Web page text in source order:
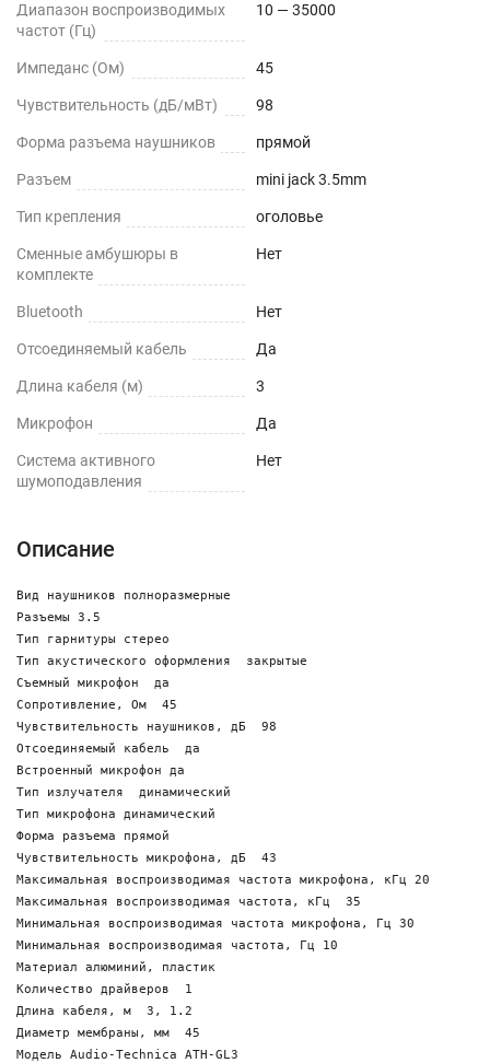
Диапазон воспроизводимых
частот (Гц)
10 — 35000
Импеданс (Ом) 45
Чувствительность (дБ/мВт) 98
Форма разъема наушников прямой
Разъем mini jack 3.5mm
Тип крепления оголовье
Сменные амбушюры в
комплекте
Нет
Bluetooth Нет
Отсоединяемый кабель Да
Длина кабеля (м) 3
Микрофон Да
Cистема активного
шумоподавления
Нет
Описание
Вид наушников полноразмерные
Разъемы 3.5
Тип гарнитуры стерео
Тип акустического оформления  закрытые
Съемный микрофон  да
Сопротивление, Ом  45
Чувствительность наушников, дБ  98
Отсоединяемый кабель  да
Встроенный микрофон да
Тип излучателя  динамический
Тип микрофона динамический
Форма разъема прямой
Чувствительность микрофона, дБ  43
Максимальная воспроизводимая частота микрофона, кГц 20
Максимальная воспроизводимая частота, кГц  35
Минимальная воспроизводимая частота микрофона, Гц 30
Минимальная воспроизводимая частота, Гц 10
Материал алюминий, пластик
Количество драйверов  1
Длина кабеля, м  3, 1.2
Диаметр мембраны, мм  45
Модель Audio-Technica ATH-GL3